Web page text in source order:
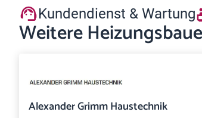
Kundendienst & Wartung
Weitere
Alexander Grimm Haustechnik